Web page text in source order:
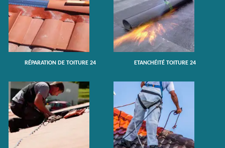
RÉPARATION DE TOITURE 24 ETANCHÉITÉ TOITURE 24